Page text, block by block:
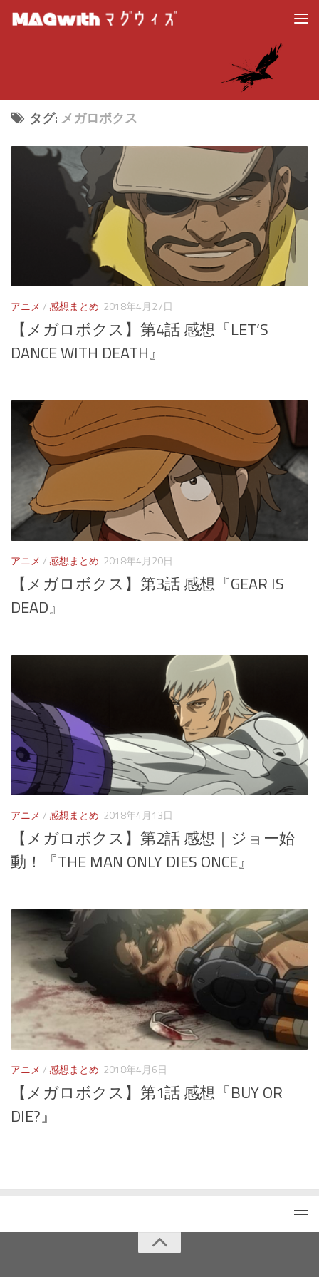
タグ: メガロボクス
アニメ /感想まとめ 2018年4月27日
【メガロボクス】第4話 感想『LET’S
DANCE WITH DEATH』
アニメ /感想まとめ 2018年4月20日
【メガロボクス】第3話 感想『GEAR IS
DEAD』
アニメ /感想まとめ 2018年4月13日
【メガロボクス】第2話 感想｜ジョー始
動！『THE MAN ONLY DIES ONCE』
アニメ /感想まとめ 2018年4月6日
【メガロボクス】第1話 感想『BUY OR
DIE?』